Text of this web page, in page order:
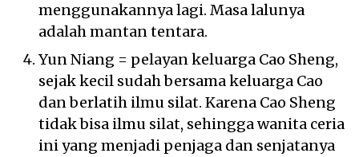
menggunakannya lagi. Masa lalunya
adalah mantan tentara.
Yun Niang = pelayan keluarga Cao Sheng,
sejak kecil sudah bersama keluarga Cao
dan berlatih ilmu silat. Karena Cao Sheng
tidak bisa ilmu silat, sehingga wanita ceria
ini yang menjadi penjaga dan senjatanya